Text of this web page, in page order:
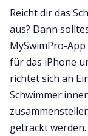
Reicht dir das
aus? Dann
MySwimPro-
für das iPhone
richtet sich an
getrackt